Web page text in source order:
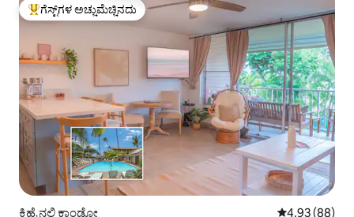
ಗೆಸ್ಟ್‌ಗಳಿಗೆ ಅತಿ ಹೆಚ್ಚು ಅಚ್ಚುಮೆಚ್ಚಿನದು
ಗೆಸ್ಟ್‌ಗಳ ಅಚ್ಚುಮೆಚ್ಚಿನದು
ಕಿಹೈ ನಲ್ಲಿ ಕಾಂಡೋ 5 ರಲ್ಲಿ 4.93
4.93 (88)